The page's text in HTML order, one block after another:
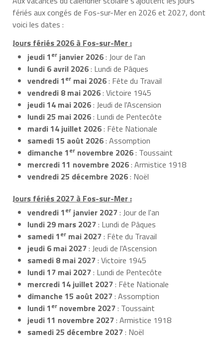
fériés aux congés de Fos-sur-Mer en 2026 et 2027, dont
voici les dates :
Jours fériés 2026 à Fos-sur-Mer :
jeudi 1er janvier 2026: Jour de l'an
lundi 6 avril 2026: Lundi de Pâques
vendredi 1er mai 2026: Fête du Travail
vendredi 8 mai 2026: Victoire 1945
jeudi 14 mai 2026: Jeudi de l'Ascension
lundi 25 mai 2026: Lundi de Pentecôte
mardi 14 juillet 2026: Fête Nationale
samedi 15 août 2026: Assomption
dimanche 1er novembre 2026: Toussaint
mercredi 11 novembre 2026: Armistice 1918
vendredi 25 décembre 2026: Noël
Jours fériés 2027 à Fos-sur-Mer :
vendredi 1er janvier 2027: Jour de l'an
lundi 29 mars 2027: Lundi de Pâques
samedi 1er mai 2027: Fête du Travail
jeudi 6 mai 2027: Jeudi de l'Ascension
samedi 8 mai 2027: Victoire 1945
lundi 17 mai 2027: Lundi de Pentecôte
mercredi 14 juillet 2027: Fête Nationale
dimanche 15 août 2027: Assomption
lundi 1er novembre 2027: Toussaint
jeudi 11 novembre 2027: Armistice 1918
samedi 25 décembre 2027: Noël